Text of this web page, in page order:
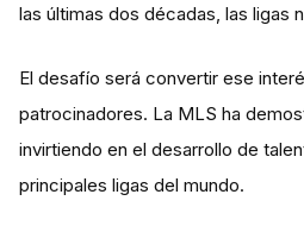
las últimas dos décadas, las ligas
El desafío será convertir ese
patrocinadores. La MLS ha
invirtiendo en el desarrollo de
principales ligas del mundo.